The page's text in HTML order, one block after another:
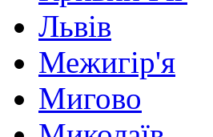
Львів
Межигір'я
Мигово